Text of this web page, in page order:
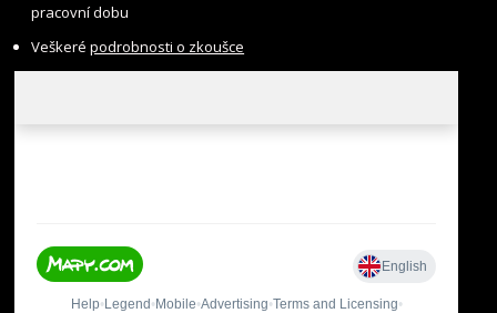
pracovní dobu
Veškerépodrobnosti o zkoušce